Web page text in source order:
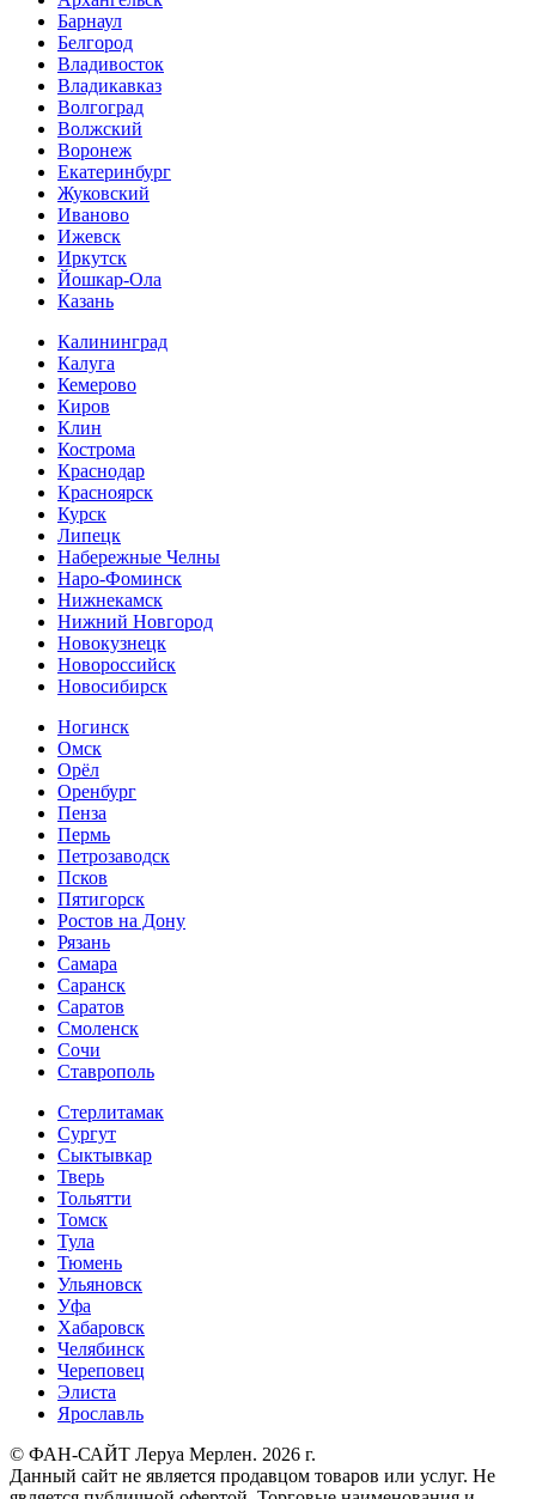
Барнаул
Белгород
Владивосток
Владикавказ
Волгоград
Волжский
Воронеж
Екатеринбург
Жуковский
Иваново
Ижевск
Иркутск
Йошкар-Ола
Казань
Калининград
Калуга
Кемерово
Киров
Клин
Кострома
Краснодар
Красноярск
Курск
Липецк
Набережные Челны
Наро-Фоминск
Нижнекамск
Нижний Новгород
Новокузнецк
Новороссийск
Новосибирск
Ногинск
Омск
Орёл
Оренбург
Пенза
Пермь
Петрозаводск
Псков
Пятигорск
Ростов на Дону
Рязань
Самара
Саранск
Саратов
Смоленск
Сочи
Ставрополь
Стерлитамак
Сургут
Сыктывкар
Тверь
Тольятти
Томск
Тула
Тюмень
Ульяновск
Уфа
Хабаровск
Челябинск
Череповец
Элиста
Ярославль
© ФАН-САЙТ Леруа Мерлен. 2026 г.
Данный сайт не является продавцом товаров или услуг. Не